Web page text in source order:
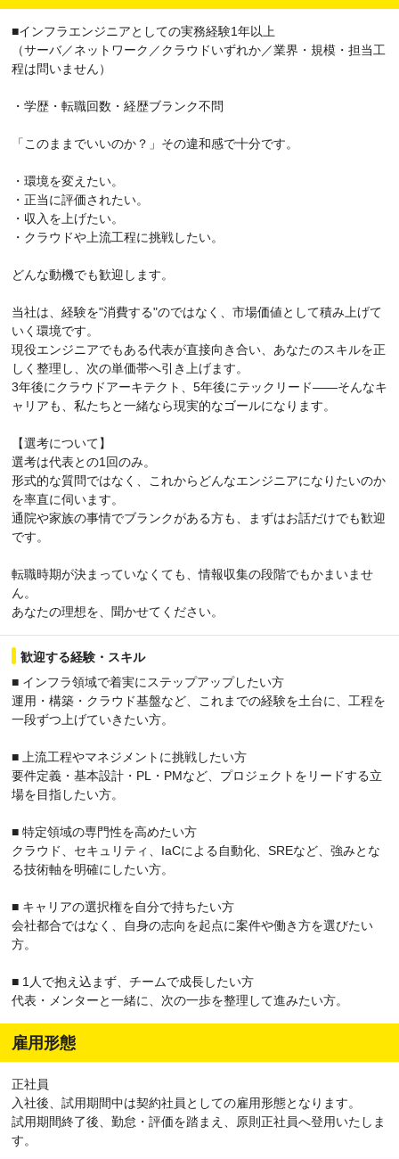
■インフラエンジニアとしての実務経験1年以上
（サーバ／ネットワーク／クラウドいずれか／業界・規模・担当工
程は問いません）
・学歴・転職回数・経歴ブランク不問
「このままでいいのか？」その違和感で十分です。
・環境を変えたい。
・正当に評価されたい。
・収入を上げたい。
・クラウドや上流工程に挑戦したい。
どんな動機でも歓迎します。
当社は、経験を"消費する"のではなく、市場価値として積み上げて
いく環境です。
現役エンジニアでもある代表が直接向き合い、あなたのスキルを正
しく整理し、次の単価帯へ引き上げます。
3年後にクラウドアーキテクト、5年後にテックリード——そんなキ
ャリアも、私たちと一緒なら現実的なゴールになります。
【選考について】
選考は代表との1回のみ。
形式的な質問ではなく、これからどんなエンジニアになりたいのか
を率直に伺います。
通院や家族の事情でブランクがある方も、まずはお話だけでも歓迎
です。
転職時期が決まっていなくても、情報収集の段階でもかまいませ
ん。
あなたの理想を、聞かせてください。
歓迎する経験・スキル
■ インフラ領域で着実にステップアップしたい方
運用・構築・クラウド基盤など、これまでの経験を土台に、工程を
一段ずつ上げていきたい方。
■ 上流工程やマネジメントに挑戦したい方
要件定義・基本設計・PL・PMなど、プロジェクトをリードする立
場を目指したい方。
■ 特定領域の専門性を高めたい方
クラウド、セキュリティ、IaCによる自動化、SREなど、強みとな
る技術軸を明確にしたい方。
■ キャリアの選択権を自分で持ちたい方
会社都合ではなく、自身の志向を起点に案件や働き方を選びたい
方。
■ 1人で抱え込まず、チームで成長したい方
代表・メンターと一緒に、次の一歩を整理して進みたい方。
雇用形態
正社員
入社後、試用期間中は契約社員としての雇用形態となります。
試用期間終了後、勤怠・評価を踏まえ、原則正社員へ登用いたしま
す。